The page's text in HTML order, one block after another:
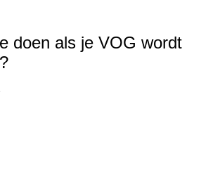
doen als je VOG wordt